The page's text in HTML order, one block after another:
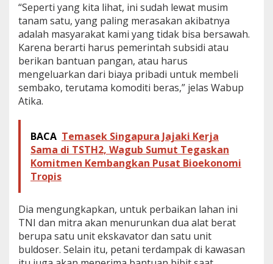
“Seperti yang kita lihat, ini sudah lewat musim
tanam satu, yang paling merasakan akibatnya
adalah masyarakat kami yang tidak bisa bersawah.
Karena berarti harus pemerintah subsidi atau
berikan bantuan pangan, atau harus
mengeluarkan dari biaya pribadi untuk membeli
sembako, terutama komoditi beras,” jelas Wabup
Atika.
BACA Temasek Singapura Jajaki Kerja
Sama di TSTH2, Wagub Sumut Tegaskan
Komitmen Kembangkan Pusat Bioekonomi
Tropis
Dia mengungkapkan, untuk perbaikan lahan ini
TNI dan mitra akan menurunkan dua alat berat
berupa satu unit ekskavator dan satu unit
buldoser. Selain itu, petani terdampak di kawasan